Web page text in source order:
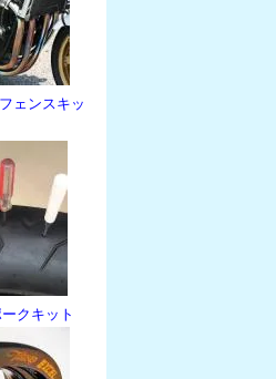
ェンスキッ
クキット